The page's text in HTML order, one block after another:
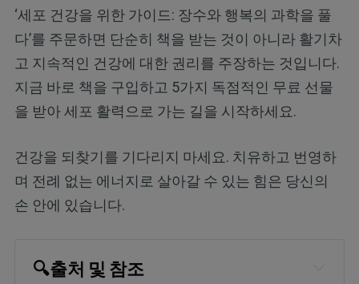
‘세포 건강을 위한 가이드: 장수와 행복의 과학을 풀
다’를 주문하면 단순히 책을 받는 것이 아니라 활기차
고 지속적인 건강에 대한 권리를 주장하는 것입니다.
지금 바로 책을 구입하고 5가지 독점적인 무료 선물
을 받아 세포 활력으로 가는 길을 시작하세요.
건강을 되찾기를 기다리지 마세요. 치유하고 번영하
며 전례 없는 에너지로 살아갈 수 있는 힘은 당신의
손 안에 있습니다.
🔍출처 및 참조